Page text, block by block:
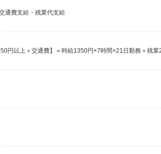
通費支給・残業代支給